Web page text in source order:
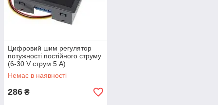
Цифровий шим регулятор
потужності постійного струму
(6-30 V струм 5 A)
Немає в наявності
286 ₴